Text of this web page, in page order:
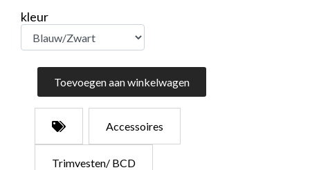
kleur
Toevoegen aan winkelwagen
Accessoires
Trimvesten/ BCD